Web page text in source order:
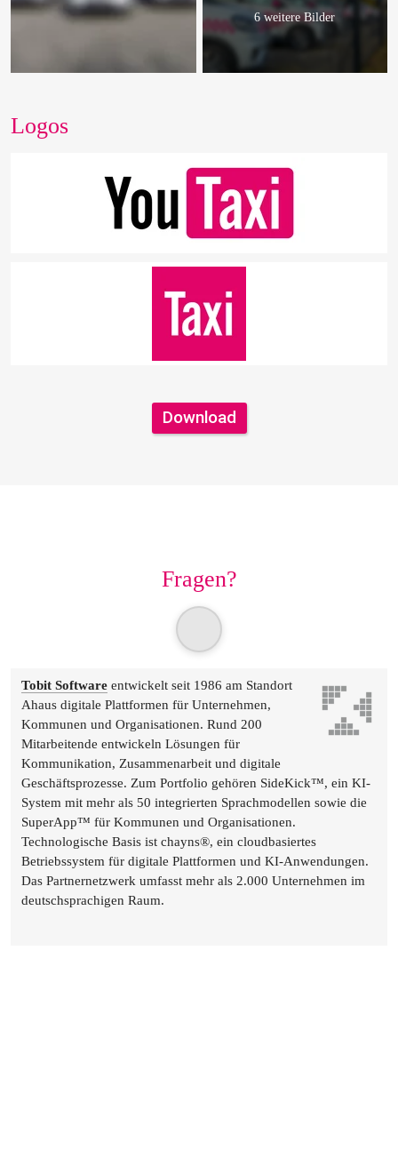
6 weitere Bilder
Logos
Download
Fragen?
Tobit Software entwickelt seit 1986 am Standort
Ahaus digitale Plattformen für Unternehmen,
Kommunen und Organisationen. Rund 200
Mitarbeitende entwickeln Lösungen für
Kommunikation, Zusammenarbeit und digitale
Geschäftsprozesse. Zum Portfolio gehören SideKick™, ein KI-
System mit mehr als 50 integrierten Sprachmodellen sowie die
SuperApp™ für Kommunen und Organisationen.
Technologische Basis ist chayns®, ein cloudbasiertes
Betriebssystem für digitale Plattformen und KI-Anwendungen.
Das Partnernetzwerk umfasst mehr als 2.000 Unternehmen im
deutschsprachigen Raum.